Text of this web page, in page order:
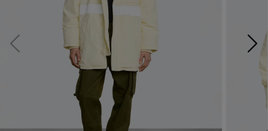
日本限定モデル
スノーグース
メイドインジャパンTシャツ
アウターウェア
アパレル
日本限定モデル
スノーグース
メイドインジャパンTシャツ
アウターウェア
アパレル
詳しく見る
下取り申請